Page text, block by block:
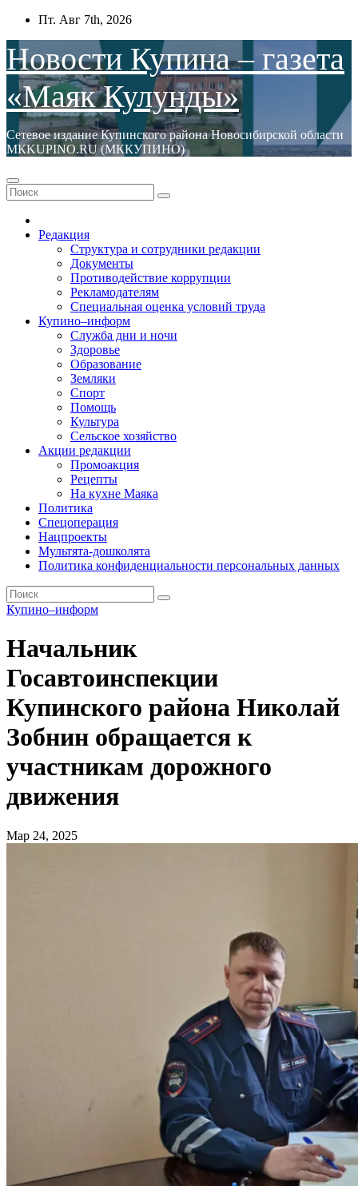
Перейти
содержимому
Пт. Авг 7th, 2026
Новости Купина – газета
«Маяк Кулунды»
Сетевое издание Купинского района Новосибирской области
МКKUPINO.RU (МККУПИНО)
Редакция
Структура и сотрудники редакции
Документы
Противодействие коррупции
Рекламодателям
Специальная оценка условий труда
Купино–информ
Служба дни и ночи
Здоровье
Образование
Земляки
Спорт
Помощь
Культура
Сельское хозяйство
Акции редакции
Промоакция
Рецепты
На кухне Маяка
Политика
Спецоперация
Нацпроекты
Мультята-дошколята
Политика конфиденциальности персональных данных
Купино–информ
Начальник
Госавтоинспекции
Купинского района Николай
Зобнин обращается к
участникам дорожного
движения
Мар 24, 2025